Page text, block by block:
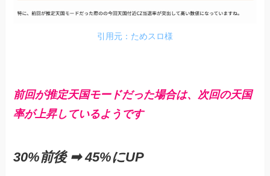
引用元：ためスロ様
前回が推定天国モードだった場合は、次回の天国
率が上昇しているようです
30%前後 ➡︎ 45%にUP